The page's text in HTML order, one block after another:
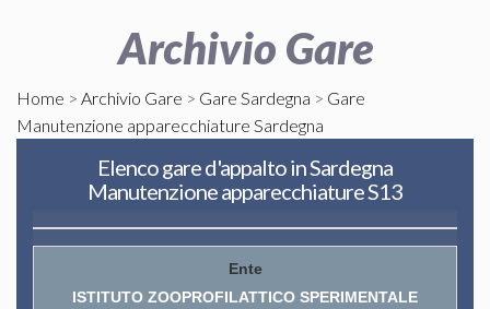
Archivio Gare
Home > Archivio Gare > Gare Sardegna > Gare
Manutenzione apparecchiature Sardegna
Elenco gare d'appalto in Sardegna
Manutenzione apparecchiature S13
ISTITUTO ZOOPROFILATTICO SPERIMENTALE